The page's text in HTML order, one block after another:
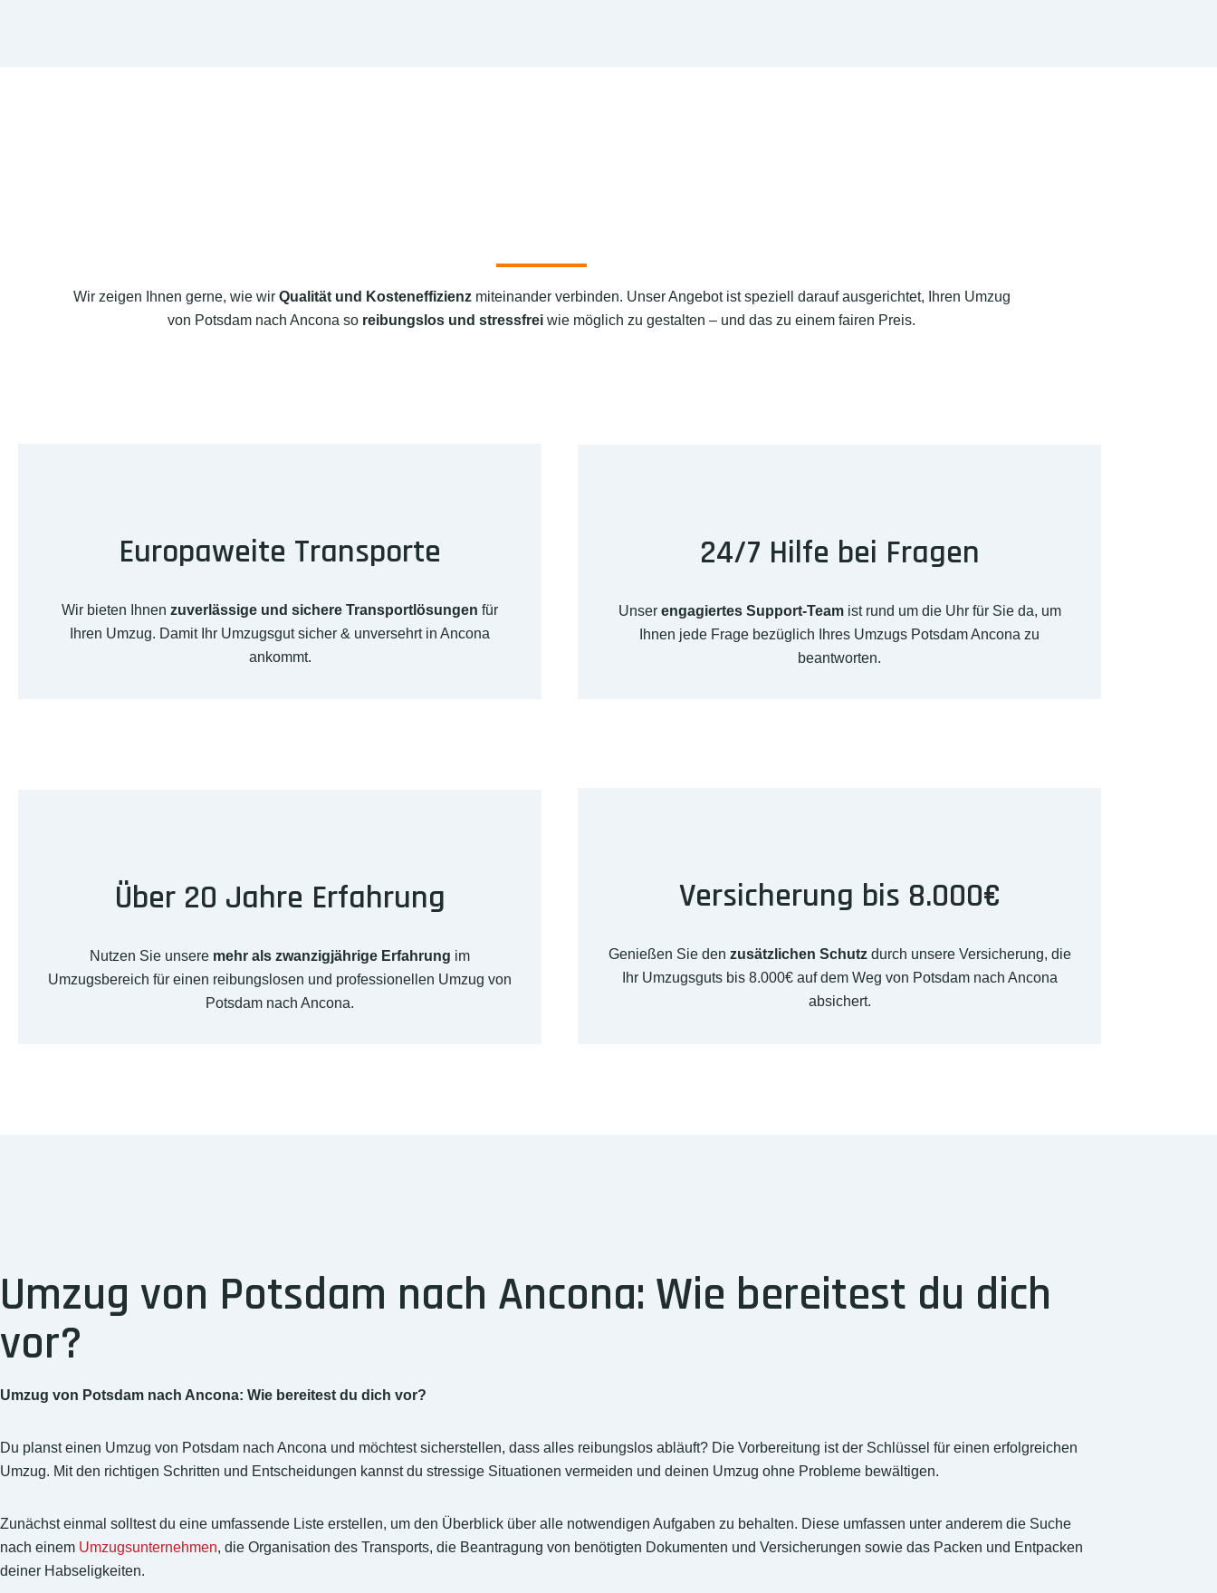
Wir zeigen Ihnen gerne, wie wir Qualität und Kosteneffizienzmiteinander verbinden. Unser Angebot ist speziell darauf ausgerichtet, Ihren Umzug
von Potsdam nach Ancona so reibungslos und stressfrei wie möglich zu gestalten – und das zu einem fairen Preis.
Europaweite Transporte
Wir bieten Ihnen zuverlässige und sichere Transportlösungen für
Ihren Umzug. Damit Ihr Umzugsgut sicher & unversehrt in Ancona
ankommt.
24/7 Hilfe bei Fragen
Unser engagiertes Support-Teamist rund um die Uhr für Sie da, um
Ihnen jede Frage bezüglich Ihres Umzugs Potsdam Ancona zu
beantworten.
Über 20 Jahre Erfahrung
Nutzen Sie unsere mehr als zwanzigjährige Erfahrung im
Umzugsbereich für einen reibungslosen und professionellen Umzug von
Potsdam nach Ancona.
Versicherung bis 8.000€
Genießen Sie den zusätzlichen Schutzdurch unsere Versicherung, die
Ihr Umzugsguts bis 8.000€ auf dem Weg von Potsdam nach Ancona
absichert.
Umzug von Potsdam nach Ancona: Wie bereitest du dich
vor?
Umzug von Potsdam nach Ancona: Wie bereitest du dich vor?
Du planst einen Umzug von Potsdam nach Ancona und möchtest sicherstellen, dass alles reibungslos abläuft? Die Vorbereitung ist der Schlüssel für einen erfolgreichen
Umzug. Mit den richtigen Schritten und Entscheidungen kannst du stressige Situationen vermeiden und deinen Umzug ohne Probleme bewältigen.
Zunächst einmal solltest du eine umfassende Liste erstellen, um den Überblick über alle notwendigen Aufgaben zu behalten. Diese umfassen unter anderem die Suche
nach einem Umzugsunternehmen, die Organisation des Transports, die Beantragung von benötigten Dokumenten und Versicherungen sowie das Packen und Entpacken
deiner Habseligkeiten.